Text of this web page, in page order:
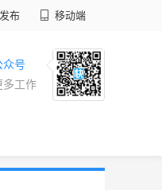
布 移动端
众号
多工作